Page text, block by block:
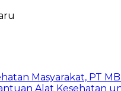
Masyarakat, PT
Alat Kesehatan